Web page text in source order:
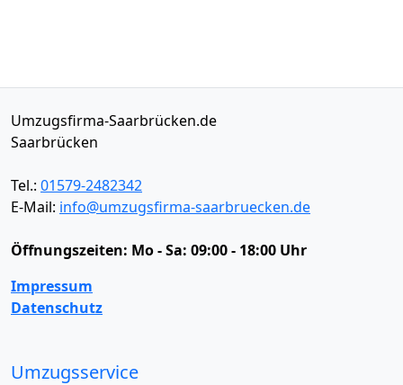
Umzugsfirma-Saarbrücken.de
Saarbrücken
Tel.: 01579-2482342
E-Mail: info@umzugsfirma-saarbruecken.de
Öffnungszeiten: Mo - Sa: 09:00 - 18:00 Uhr
Impressum
Datenschutz
Umzugsservice